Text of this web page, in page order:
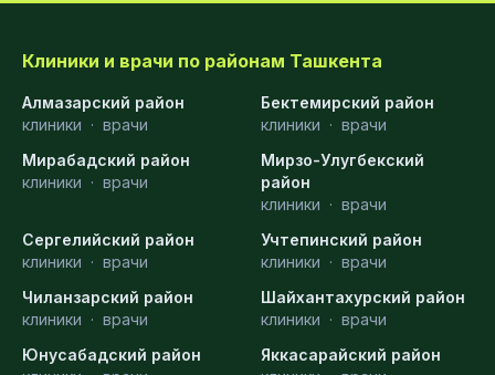
Клиники и врачи по районам Ташкента
Алмазарский район
клиники · врачи
Бектемирский район
клиники · врачи
Мирабадский район
клиники · врачи
Мирзо-Улугбекский
район
клиники · врачи
Сергелийский район
клиники · врачи
Учтепинский район
клиники · врачи
Чиланзарский район
клиники · врачи
Шайхантахурский район
клиники · врачи
Юнусабадский район
Яккасарайский район